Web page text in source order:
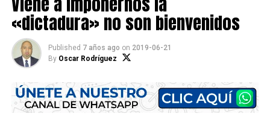
«dictadura» no son bienvenidos
Published 7 años ago on 2019-06-21
By Oscar Rodríguez